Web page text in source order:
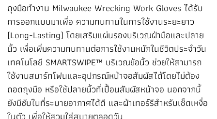
ถุงมือทำงาน Milwaukee Wrecking Work Gloves ได้รับ
การออกแบบมาเพื่อ ความทนทานในการใช้งานระยะยาว
(Long-Lasting) โดยเสริมแผ่นรองบริเวณฝ่ามือและปลาย
นิ้ว เพื่อเพิ่มความทนทานต่อการใช้งานหนักในชีวิตประจำวัน
เทคโนโลยี SMARTSWIPE™ บริเวณข้อนิ้ว ช่วยให้สามารถ
ใช้งานสมาร์ทโฟนและอุปกรณ์หน้าจอสัมผัสได้โดยไม่ต้อง
ถอดถุงมือ หรือใช้ปลายนิ้วที่เปื้อนสัมผัสหน้าจอ นอกจากนี้
ยังมีซับในที่ระบายอากาศได้ดี และผ้าเทอร์รีสำหรับเช็ดเหงื่อ